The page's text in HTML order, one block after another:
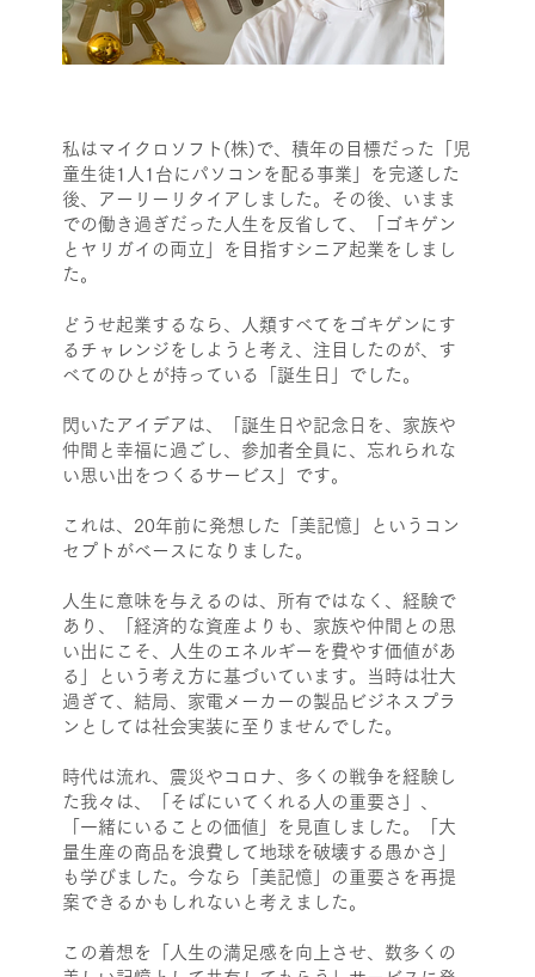
私はマイクロソフト(株)で、積年の目標だった「児
童生徒1人1台にパソコンを配る事業」を完遂した
後、アーリーリタイアしました。その後、いまま
での働き過ぎだった人生を反省して、「ゴキゲン
とヤリガイの両立」を目指すシニア起業をしまし
た。
どうせ起業するなら、人類すべてをゴキゲンにす
るチャレンジをしようと考え、注目したのが、す
べてのひとが持っている「誕生日」でした。
閃いたアイデアは、「誕生日や記念日を、家族や
仲間と幸福に過ごし、参加者全員に、忘れられな
い思い出をつくるサービス」です。
これは、20年前に発想した「美記憶」というコン
セプトがベースになりました。
人生に意味を与えるのは、所有ではなく、経験で
あり、「経済的な資産よりも、家族や仲間との思
い出にこそ、人生のエネルギーを費やす価値があ
る」という考え方に基づいています。当時は壮大
過ぎて、結局、家電メーカーの製品ビジネスプラ
ンとしては社会実装に至りませんでした。
時代は流れ、震災やコロナ、多くの戦争を経験し
た我々は、「そばにいてくれる人の重要さ」、
「一緒にいることの価値」を見直しました。「大
量生産の商品を浪費して地球を破壊する愚かさ」
も学びました。今なら「美記憶」の重要さを再提
案できるかもしれないと考えました。
この着想を「人生の満足感を向上させ、数多くの